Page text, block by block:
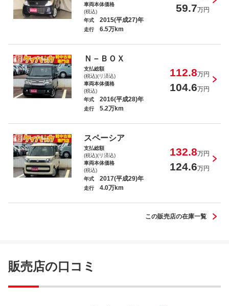
ワゴンＲ ハイブリッドＦＸ
車両本体価格
(税込)
59.7万円
年式 2015(平成27)年
走行 6.5万km
Ｎ－ＢＯＸ
支払総額
(税込)(リ済込)
112.8万円
車両本体価格
(税込)
104.6万円
年式 2016(平成28)年
走行 5.2万km
スペーシア
支払総額
(税込)(リ済込)
132.8万円
車両本体価格
(税込)
124.6万円
年式 2017(平成29)年
走行 4.0万km
この販売店の在庫一覧
販売店の口コミ